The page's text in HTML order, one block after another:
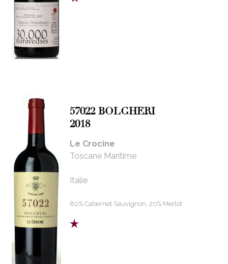
57022 BOLGHERI
2018
Le Crocine
Toscane Maritime
Italie
80% Cabernet Sauvignon, 20% Merlot